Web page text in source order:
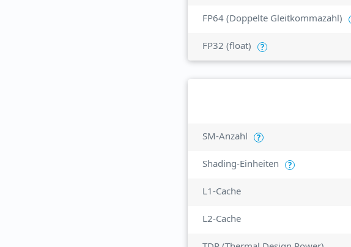
FP64 (Doppelte Gleitkommazahl)
FP32 (float) ?
SM-Anzahl ?
Shading-Einheiten ?
L1-Cache
L2-Cache